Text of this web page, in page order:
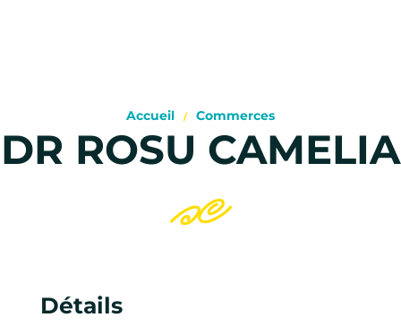
Accueil Commerces
DR ROSU CAMELIA
Détails